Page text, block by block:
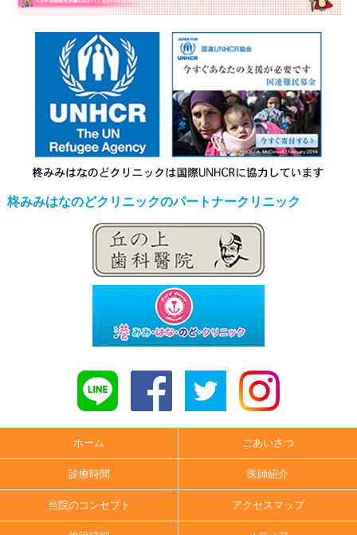
柊みみはなのどクリニックのパートナークリニック
ホーム ごあいさつ
診療時間 医師紹介
当院のコンセプト アクセスマップ